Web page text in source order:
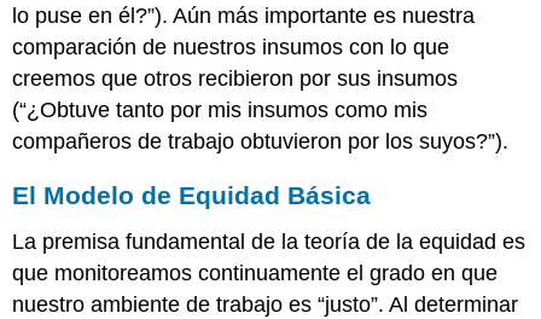
lo puse en él?”). Aún más importante es nuestra
comparación de nuestros insumos con lo que
creemos que otros recibieron por sus insumos
(“¿Obtuve tanto por mis insumos como mis
compañeros de trabajo obtuvieron por los suyos?”).
El Modelo de Equidad Básica
La premisa fundamental de la teoría de la equidad es
que monitoreamos continuamente el grado en que
nuestro ambiente de trabajo es “justo”. Al determinar